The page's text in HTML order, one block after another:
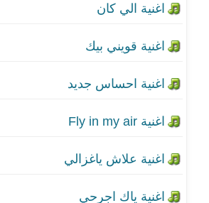
اغنية ياك اجرحي
اغنية علي ياعلي
اغنية انا ليه مشتاقلك